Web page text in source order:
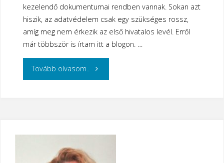
kezelendő dokumentumai rendben vannak. Sokan azt
hiszik, az adatvédelem csak egy szükséges rossz,
amíg meg nem érkezik az első hivatalos levél. Erről
már többször is írtam itt a blogon. …
Tovább olvasom.. "A
naív
–